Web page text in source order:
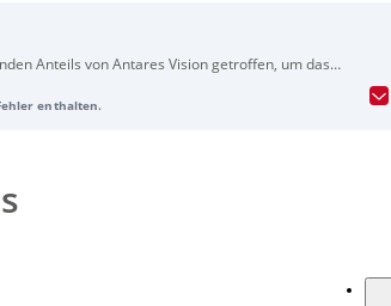
Anteils von Antares Vision getroffen, um das
enthalten.